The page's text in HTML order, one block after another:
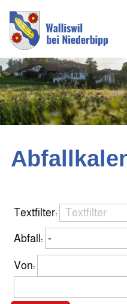
Textfilter:
Abfall:
Von: